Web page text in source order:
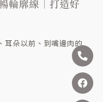
輪廓線｜打造好
耳朵以前、到嘴邊肉的
...
alt
Line